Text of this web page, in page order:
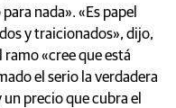
nada». «Es papel
y traicionados», dijo,
«cree que está
el serio la verdadera
precio que cubra el